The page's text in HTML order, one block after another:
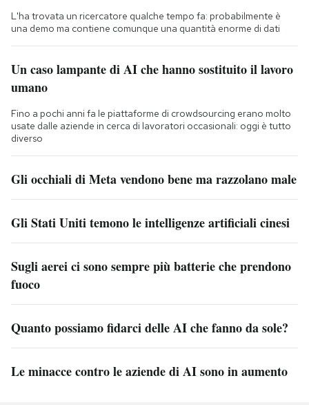
L'ha trovata un ricercatore qualche tempo fa: probabilmente è
una demo ma contiene comunque una quantità enorme di dati
Un caso lampante di AI che hanno sostituito il lavoro
umano
Fino a pochi anni fa le piattaforme di crowdsourcing erano molto
usate dalle aziende in cerca di lavoratori occasionali: oggi è tutto
diverso
Gli occhiali di Meta vendono bene ma razzolano male
Gli Stati Uniti temono le intelligenze artificiali cinesi
Sugli aerei ci sono sempre più batterie che prendono
fuoco
Quanto possiamo fidarci delle AI che fanno da sole?
Le minacce contro le aziende di AI sono in aumento